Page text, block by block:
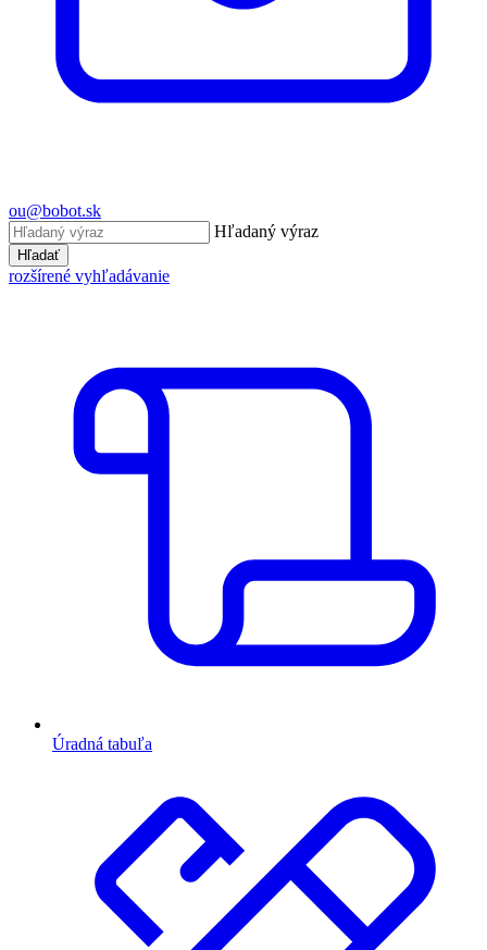
ou@bobot.sk
Hľadaný výraz
Hľadať
rozšírené vyhľadávanie
Úradná tabuľa